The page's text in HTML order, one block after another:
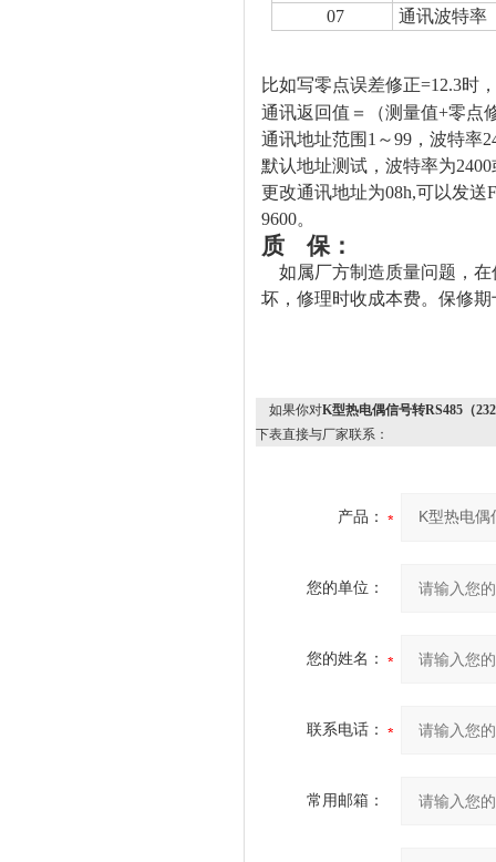
07 通讯波特率
比如写零点误差修正=12.3时
通讯返回值＝（测量值+零点
通讯地址范围1～99，波特率
默认地址测试，波特率为
更改通讯地址为08h,可以发送
9600。
质 保：
如属厂方制造质量问题，
坏，修理时收成本费。保修
如果你对K型热电偶信号转RS485（
下表直接与厂家联系：
产品：
您的单位：
您的姓名：
联系电话：
常用邮箱：